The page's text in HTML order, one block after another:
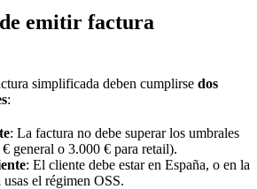
emitir factura
simplificada deben cumplirse dos
:
: La factura no debe superar los umbrales
general o 3.000 € para retail).
: El cliente debe estar en España, o en la
el régimen OSS.